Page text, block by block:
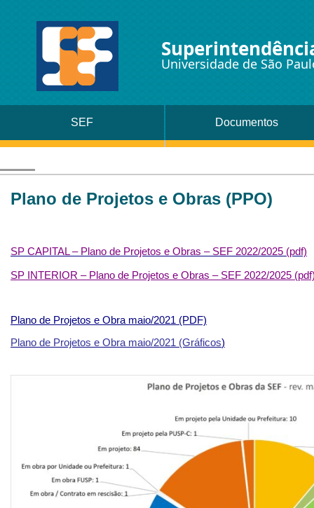
Universidade de São
SEF Documentos
Plano de Projetos e Obras (PPO)
SP CAPITAL – Plano de Projetos e Obras – SEF 2022/2025 (pdf)
SP INTERIOR – Plano de Projetos e Obras – SEF 2022/2025
Plano de Projetos e Obra maio/2021 (PDF)
Plano de Projetos e Obra maio/2021 (Gráficos)